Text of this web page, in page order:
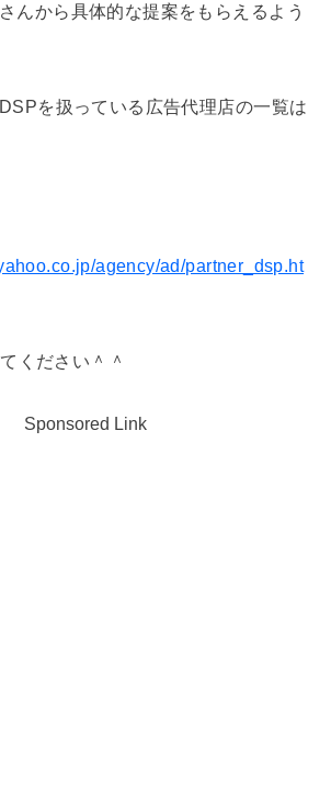
んから具体的な提案をもらえるよう
を扱っている広告代理店の一覧は
agency/ad/partner_dsp.ht
ください＾＾
Sponsored Link